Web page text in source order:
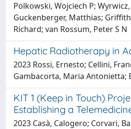
Polkowski, Wojciech P;
Guckenberger, Matthias;
Richard; van Rossum, Peter S N
Hepatic Radiotherapy in
2023 Rossi, Ernesto; Cellini,
Gambacorta, Maria Antonietta;
KIT 1 (Keep in Touch)
Establishing a
2023 Casà, Calogero; Corvari,